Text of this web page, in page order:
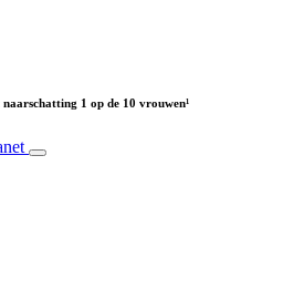
1 op de 10 vrouwen¹